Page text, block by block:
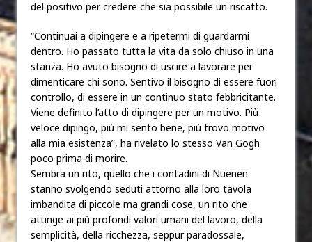
del positivo per credere che sia possibile un riscatto.
“Continuai a dipingere e a ripetermi di guardarmi
dentro. Ho passato tutta la vita da solo chiuso in una
stanza. Ho avuto bisogno di uscire a lavorare per
dimenticare chi sono. Sentivo il bisogno di essere fuori
controllo, di essere in un continuo stato febbricitante.
Viene definito l’atto di dipingere per un motivo. Più
veloce dipingo, più mi sento bene, più trovo motivo
alla mia esistenza”, ha rivelato lo stesso Van Gogh
poco prima di morire.
Sembra un rito, quello che i contadini di Nuenen
stanno svolgendo seduti attorno alla loro tavola
imbandita di piccole ma grandi cose, un rito che
attinge ai più profondi valori umani del lavoro, della
semplicità, della ricchezza, seppur paradossale,